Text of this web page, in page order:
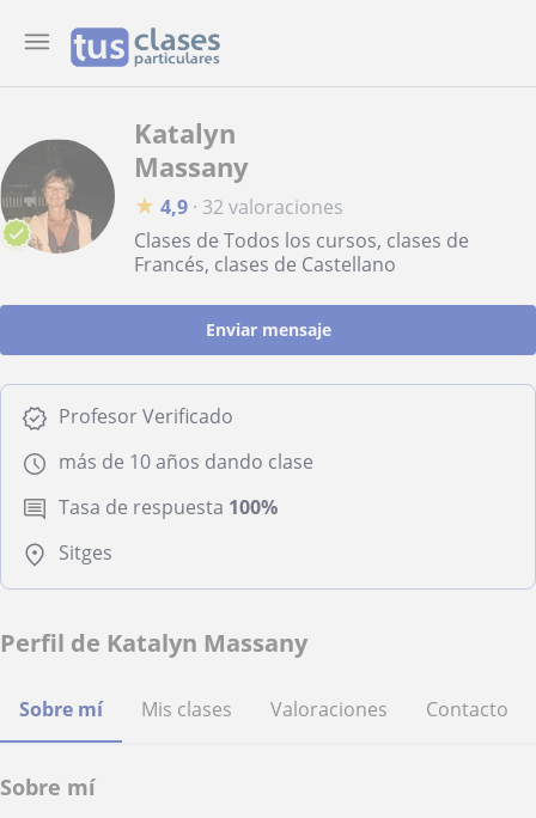
Katalyn
Massany
★ 4,9 · 32 valoraciones
Clases de Todos los cursos, clases de
Francés, clases de Castellano
Enviar mensaje
Profesor Verificado
más de 10 años dando clase
Tasa de respuesta 100%
Sitges
Perfil de Katalyn Massany
Sobre mí Mis clases Valoraciones Contacto
Sobre mí